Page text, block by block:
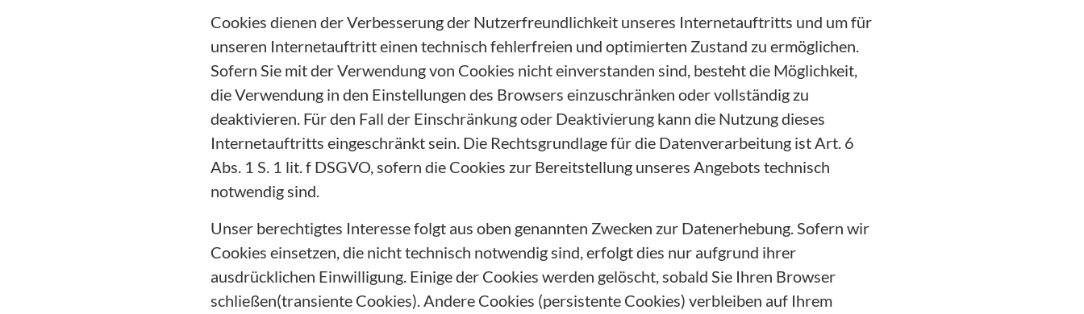
Cookies dienen der Verbesserung der Nutzerfreundlichkeit unseres Internetauftritts und um für
unseren Internetauftritt einen technisch fehlerfreien und optimierten Zustand zu ermöglichen.
Sofern Sie mit der Verwendung von Cookies nicht einverstanden sind, besteht die Möglichkeit,
die Verwendung in den Einstellungen des Browsers einzuschränken oder vollständig zu
deaktivieren. Für den Fall der Einschränkung oder Deaktivierung kann die Nutzung dieses
Internetauftritts eingeschränkt sein. Die Rechtsgrundlage für die Datenverarbeitung ist Art. 6
Abs. 1 S. 1 lit. f DSGVO, sofern die Cookies zur Bereitstellung unseres Angebots technisch
notwendig sind.
Unser berechtigtes Interesse folgt aus oben genannten Zwecken zur Datenerhebung. Sofern wir
Cookies einsetzen, die nicht technisch notwendig sind, erfolgt dies nur aufgrund ihrer
ausdrücklichen Einwilligung. Einige der Cookies werden gelöscht, sobald Sie Ihren Browser
schließen(transiente Cookies). Andere Cookies (persistente Cookies) verbleiben auf Ihrem